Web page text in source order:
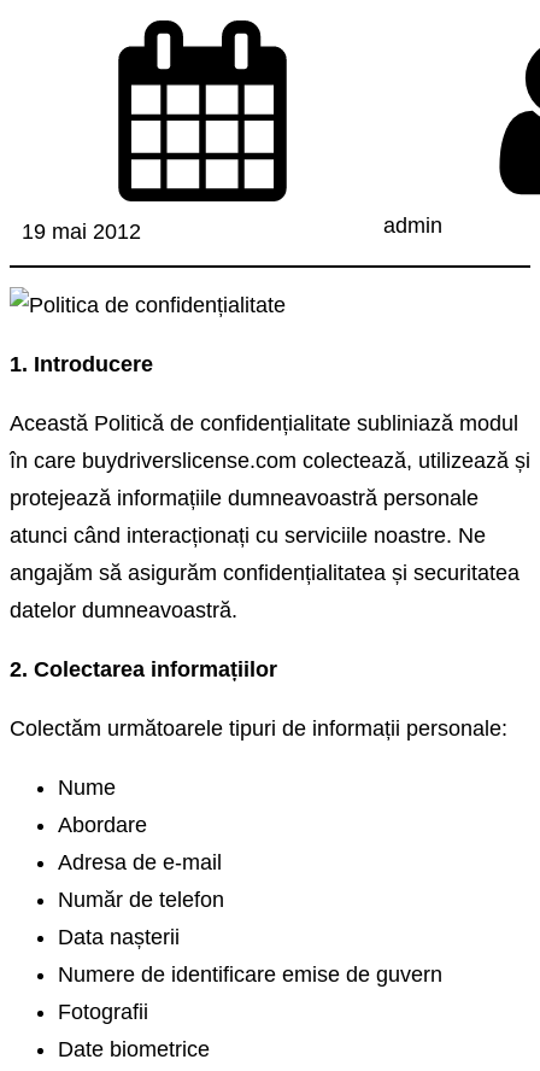
19 mai 2012 admin
1. Introducere
Această Politică de confidențialitate subliniază modul
în care buydriverslicense.com colectează, utilizează și
protejează informațiile dumneavoastră personale
atunci când interacționați cu serviciile noastre. Ne
angajăm să asigurăm confidențialitatea și securitatea
datelor dumneavoastră.
2. Colectarea informațiilor
Colectăm următoarele tipuri de informații personale:
Nume
Abordare
Adresa de e-mail
Număr de telefon
Data nașterii
Numere de identificare emise de guvern
Fotografii
Date biometrice